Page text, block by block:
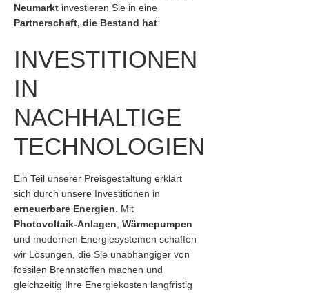
Neumarkt investieren Sie in eine
Partnerschaft, die Bestand hat
INVESTITIONEN
IN
NACHHALTIGE
TECHNOLOGIEN
Ein Teil unserer Preisgestaltung erklärt
sich durch unsere Investitionen in
erneuerbare Energien . Mit
Photovoltaik-Anlagen Wärmepumpen
und modernen Energiesystemen schaffen
wir Lösungen, die Sie unabhängiger von
fossilen Brennstoffen machen und
gleichzeitig Ihre Energiekosten langfristig